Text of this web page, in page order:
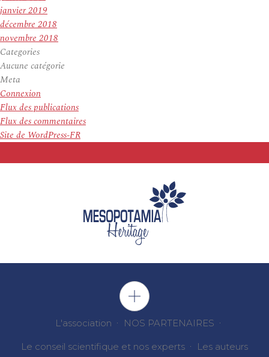
janvier 2019
décembre 2018
novembre 2018
Categories
Aucune catégorie
Meta
Connexion
Flux des publications
Flux des commentaires
Site de WordPress-FR
L'association NOS PARTENAIRES
Le conseil scientifique et nos experts Les auteurs